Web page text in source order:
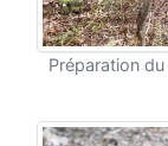
Préparation